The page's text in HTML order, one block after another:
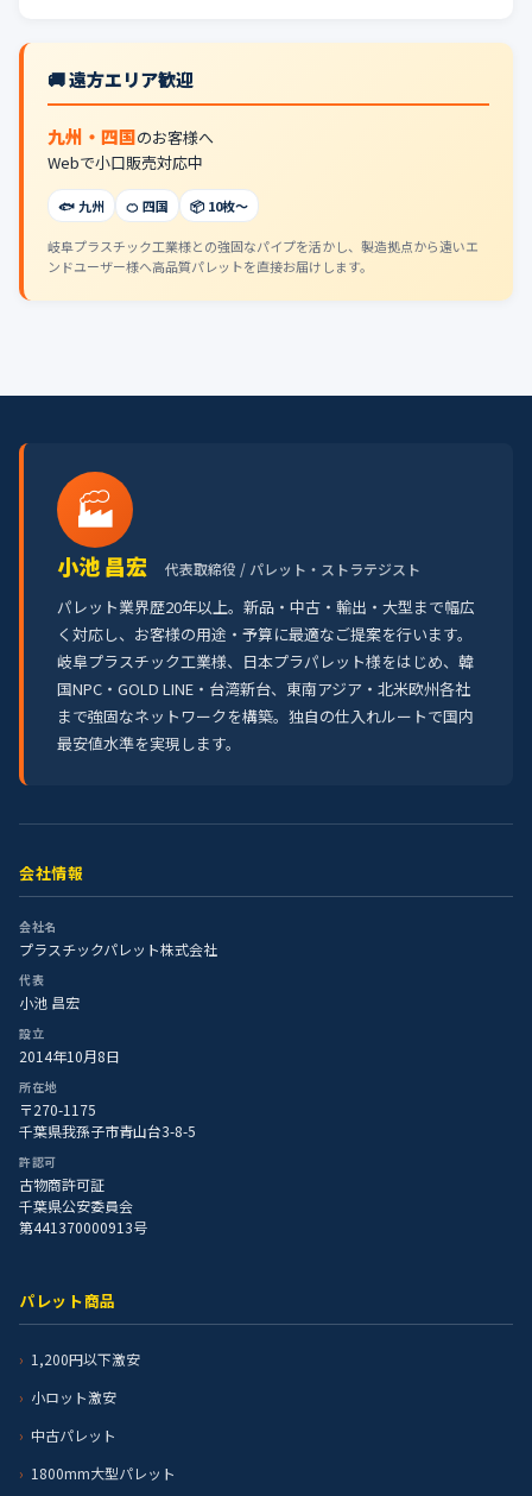
🚚 遠方エリア歓迎
九州・四国のお客様へ
Webで小口販売対応中
🐟 九州 🍊 四国 📦 10枚〜
岐阜プラスチック工業様との強固なパイプを活かし、製造拠点から遠いエ
ンドユーザー様へ高品質パレットを直接お届けします。
🏭
小池 昌宏 代表取締役 / パレット・ストラテジスト
パレット業界歴20年以上。新品・中古・輸出・大型まで幅広
く対応し、お客様の用途・予算に最適なご提案を行います。
岐阜プラスチック工業様、日本プラパレット様をはじめ、韓
国NPC・GOLD LINE・台湾新台、東南アジア・北米欧州各社
まで強固なネットワークを構築。独自の仕入れルートで国内
最安値水準を実現します。
会社情報
会社名
プラスチックパレット株式会社
代表
小池 昌宏
設立
2014年10月8日
所在地
〒270-1175
千葉県我孫子市青山台3-8-5
許認可
古物商許可証
千葉県公安委員会
第441370000913号
パレット商品
1,200円以下激安
小ロット激安
中古パレット
1800mm大型パレット